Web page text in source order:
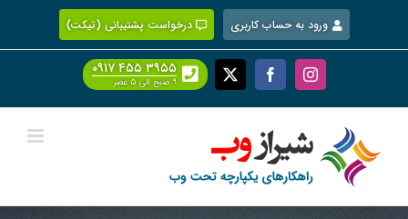
content
ورود به حساب کاربری درخواست پشتیبانی (تیکت)
Instagram
Facebook
X ۰۹۱۷ ۴۵۵ ۳۹۵۵
۹ صبح الی ۵ عصر